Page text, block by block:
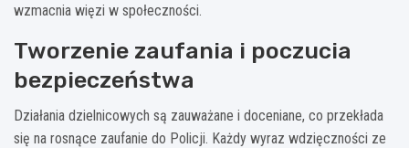
wzmacnia więzi w społeczności.
Tworzenie zaufania i poczucia
bezpieczeństwa
Działania dzielnicowych są zauważane i doceniane, co przekłada
się na rosnące zaufanie do Policji. Każdy wyraz wdzięczności ze